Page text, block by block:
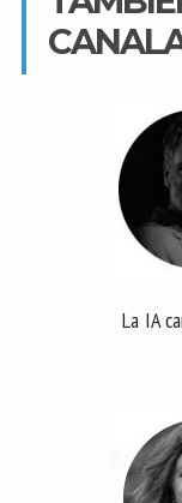
La IA